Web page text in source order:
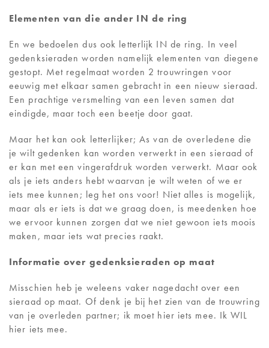
Elementen van die ander IN de ring
En we bedoelen dus ook letterlijk IN de ring. In veel
gedenksieraden worden namelijk elementen van diegene
gestopt. Met regelmaat worden 2 trouwringen voor
eeuwig met elkaar samen gebracht in een nieuw sieraad.
Een prachtige versmelting van een leven samen dat
eindigde, maar toch een beetje door gaat.
Maar het kan ook letterlijker; As van de overledene die
je wilt gedenken kan worden verwerkt in een sieraad of
er kan met een vingerafdruk worden verwerkt. Maar ook
als je iets anders hebt waarvan je wilt weten of we er
iets mee kunnen; leg het ons voor! Niet alles is mogelijk,
maar als er iets is dat we graag doen, is meedenken hoe
we ervoor kunnen zorgen dat we niet gewoon iets moois
maken, maar iets wat precies raakt.
Informatie over gedenksieraden op maat
Misschien heb je weleens vaker nagedacht over een
sieraad op maat. Of denk je bij het zien van de trouwring
van je overleden partner; ik moet hier iets mee. Ik WIL
hier iets mee.